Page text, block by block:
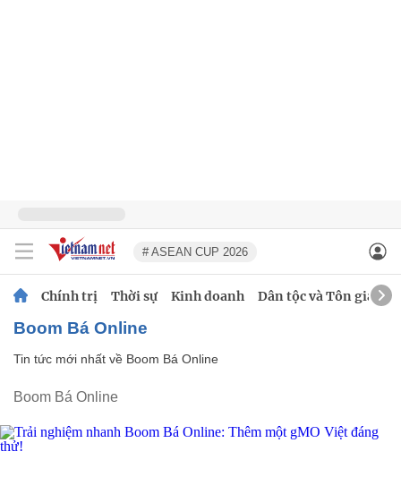
# ASEAN CUP 2026
Chính trị Thời sự Kinh doanh Dân tộc và Tôn giáo
Boom Bá Online
Tin tức mới nhất về Boom Bá Online
Boom Bá Online